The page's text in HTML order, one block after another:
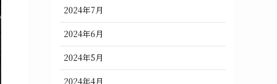
2024年7月
2024年6月
2024年5月
2024年4月